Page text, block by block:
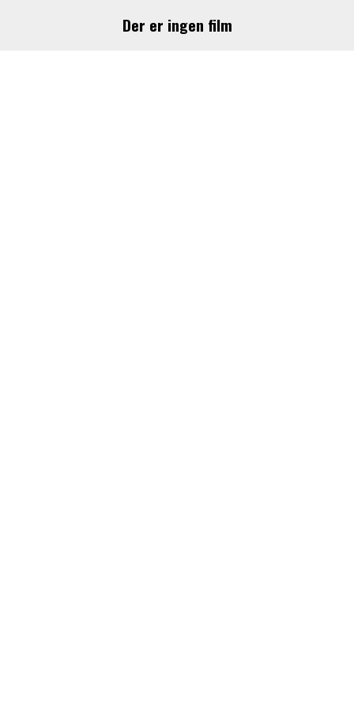
Der er ingen film